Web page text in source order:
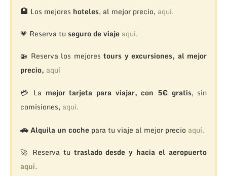
🏨 Los mejores hoteles, al mejor precio, aquí.
💗 Reserva tu seguro de viaje aquí.
🚁 Reserva los mejorestours y excursiones, al mejor
precio, aquí
💳 La mejor tarjeta para viajar, con 5€ gratis, sin
comisiones, aquí.
🚗Alquila un coche para tu viaje al mejor precio aquí.
🚀 Reserva tu traslado desde y hacia el aeropuerto
aquí.